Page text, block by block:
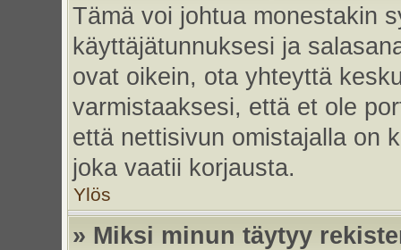
Tämä voi johtua monestakin
käyttäjätunnuksesi ja
ovat oikein, ota yhteyttä
varmistaaksesi, että et ole
että nettisivun omistajalla on
joka vaatii korjausta.
Ylös
» Miksi minun täytyy